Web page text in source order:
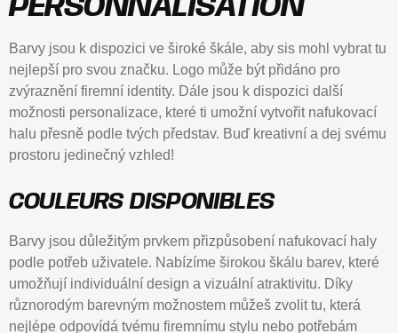
PERSONNALISATION
Barvy jsou k dispozici ve široké škále, aby sis mohl vybrat tu
nejlepší pro svou značku. Logo může být přidáno pro
zvýraznění firemní identity. Dále jsou k dispozici další
možnosti personalizace, které ti umožní vytvořit nafukovací
halu přesně podle tvých představ. Buď kreativní a dej svému
prostoru jedinečný vzhled!
COULEURS DISPONIBLES
Barvy jsou důležitým prvkem přizpůsobení nafukovací haly
podle potřeb uživatele. Nabízíme širokou škálu barev, které
umožňují individuální design a vizuální atraktivitu. Díky
různorodým barevným možnostem můžeš zvolit tu, která
nejlépe odpovídá tvému firemnímu stylu nebo potřebám